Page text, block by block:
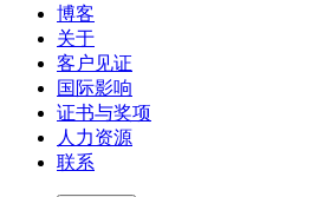
博客
关于
客户见证
国际影响
证书与奖项
人力资源
联系